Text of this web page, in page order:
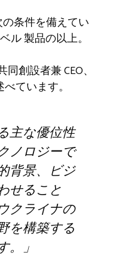
条件を備えてい
ル製品の以上。
同創設者兼 CEO、
ています。
主な優位性
ノロジーで
背景、ビジ
せること
クライナの
を構築する
。」